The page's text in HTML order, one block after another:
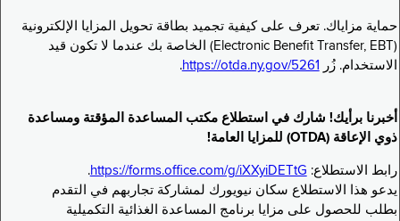
حماية مزاياك. تعرف على كيفية تجميد بطاقة تحويل المزايا الإلكترونية
(Electronic Benefit Transfer, EBT) الخاصة بك عندما لا تكون قيد
الاستخدام. زُر
https://otda.ny.gov/5261
.
أخبرنا برأيك! شارك في استطلاع مكتب المساعدة المؤقتة ومساعدة
ذوي الإعاقة (OTDA) للمزايا العامة!
رابط الاستطلاع: https://forms.office.com/g/iXXyiDETtG
.
يدعو هذا الاستطلاع سكان نيويورك لمشاركة تجاربهم في التقدم
بطلب للحصول على مزايا برنامج المساعدة الغذائية التكميلية